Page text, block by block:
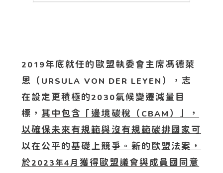
2019年底就任的歐盟執委會主席馮德萊
恩（ URSULA VON DER LEYEN ），志
在設定更積極的2030氣候變遷減量目
標，其中包含「邊境碳稅（ CBAM ）」，
以確保未來有規範與沒有規範碳排國家可
以在公平的基礎上競爭。新的歐盟法案，
於2023年4月 獲得歐盟議會與成員國同意